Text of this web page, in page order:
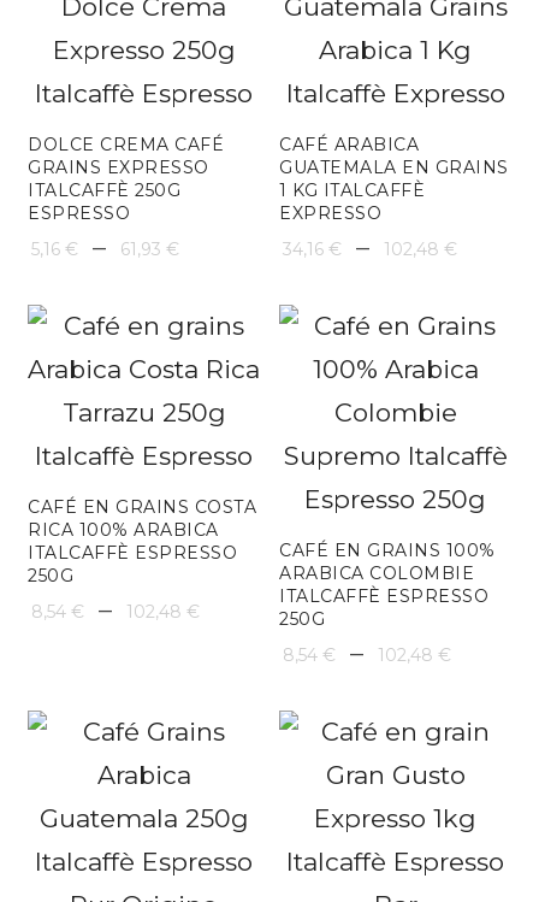
DOLCE CREMA CAFÉ
GRAINS EXPRESSO
ITALCAFFÈ 250G
ESPRESSO
5,16 € – 61,93 €
prix :
5,16 €
à
61,93 €
CAFÉ ARABICA
GUATEMALA EN GRAINS
1 KG ITALCAFFÈ
EXPRESSO
34,16 € – 102,48 €
prix :
34,16
CAFÉ EN GRAINS COSTA
RICA 100% ARABICA
ITALCAFFÈ ESPRESSO
250G
8,54 € – 102,48 €
8,54 €
102,48 €
CAFÉ EN GRAINS 100%
ARABICA COLOMBIE
ITALCAFFÈ ESPRESSO
250G
8,54 € – 102,48 €
prix :
8,54 €
à